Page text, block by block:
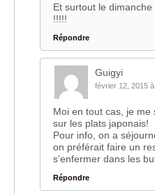
Et surtout le
!!!!!
Répondre
Guigyi
février 12, 2015
Moi en tout cas, je
sur les plats japonais!
Pour info, on a
on préférait faire un
s’enfermer dans les
Répondre